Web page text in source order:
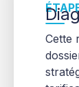
Cette